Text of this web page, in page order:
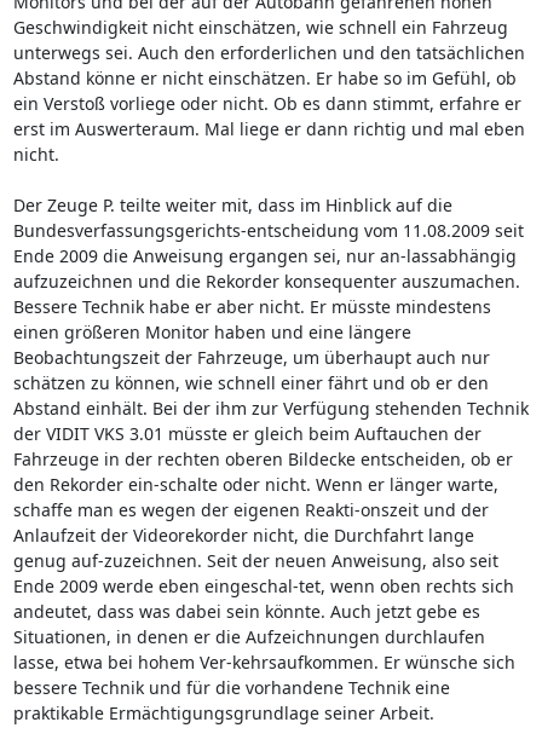
Geschwindigkeit nicht einschätzen, wie schnell ein Fahrzeug
unterwegs sei. Auch den erforderlichen und den tatsächlichen
Abstand könne er nicht einschätzen. Er habe so im Gefühl, ob
ein Verstoß vorliege oder nicht. Ob es dann stimmt, erfahre er
erst im Auswerteraum. Mal liege er dann richtig und mal eben
nicht.
Der Zeuge P. teilte weiter mit, dass im Hinblick auf die
Bundesverfassungsgerichts-entscheidung vom 11.08.2009 seit
Ende 2009 die Anweisung ergangen sei, nur an-lassabhängig
aufzuzeichnen und die Rekorder konsequenter auszumachen.
Bessere Technik habe er aber nicht. Er müsste mindestens
einen größeren Monitor haben und eine längere
Beobachtungszeit der Fahrzeuge, um überhaupt auch nur
schätzen zu können, wie schnell einer fährt und ob er den
Abstand einhält. Bei der ihm zur Verfügung stehenden Technik
der VIDIT VKS 3.01 müsste er gleich beim Auftauchen der
Fahrzeuge in der rechten oberen Bildecke entscheiden, ob er
den Rekorder ein-schalte oder nicht. Wenn er länger warte,
schaffe man es wegen der eigenen Reakti-onszeit und der
Anlaufzeit der Videorekorder nicht, die Durchfahrt lange
genug auf-zuzeichnen. Seit der neuen Anweisung, also seit
Ende 2009 werde eben eingeschal-tet, wenn oben rechts sich
andeutet, dass was dabei sein könnte. Auch jetzt gebe es
Situationen, in denen er die Aufzeichnungen durchlaufen
lasse, etwa bei hohem Ver-kehrsaufkommen. Er wünsche sich
bessere Technik und für die vorhandene Technik eine
praktikable Ermächtigungsgrundlage seiner Arbeit.